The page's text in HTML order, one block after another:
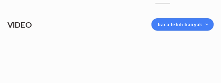
VIDEO baca lebih banyak